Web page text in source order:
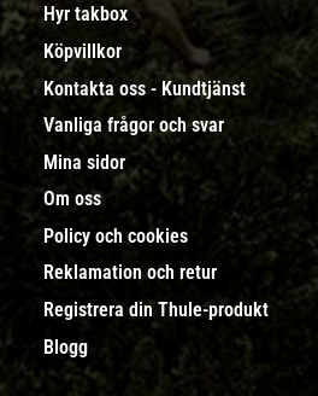
Hyr takbox
Köpvillkor
Kontakta oss - Kundtjänst
Vanliga frågor och svar
Mina sidor
Om oss
Policy och cookies
Reklamation och retur
Registrera din Thule-produkt
Blogg